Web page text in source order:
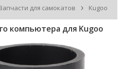
для самокатов › Kugoo
компьютера для Kugoo